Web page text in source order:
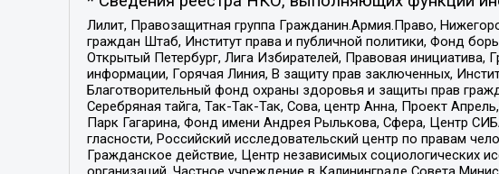
Лилит, Правозащитная группа Гражданин.Армия.Право,
граждан Штаб, Институт права и публичной политики, Фонд
Открытый Петербург, Лига Избирателей, Правовая
информации, Горячая Линия, В защиту прав заключенных,
Благотворительный фонд охраны здоровья и защиты прав
Серебряная тайга, Так-Так-Так, Сова, центр Анна, Проект
Парк Гагарина, Фонд имени Андрея Рылькова, Сфера, Центр
гласности, Российский исследовательский центр по правам
Гражданское действие, Центр независимых